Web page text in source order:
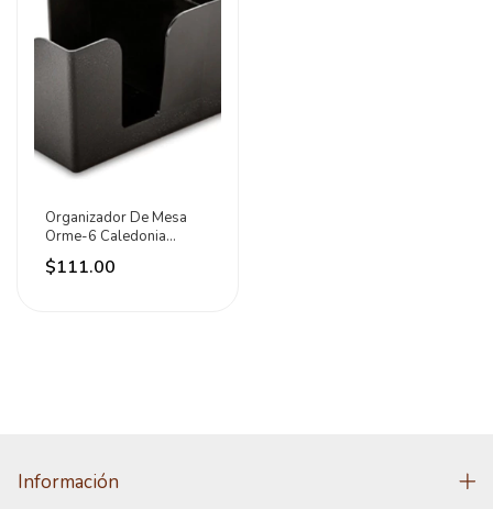
Organizador De Mesa
Orme-6 Caledonia
Negro
$111.00
Información